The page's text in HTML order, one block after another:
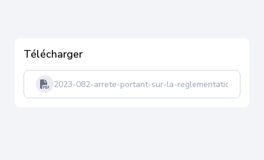
Télécharger
2023-082-arrete-portant-sur-la-reglementation-de-